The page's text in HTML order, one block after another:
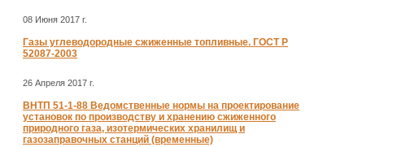
08 Июня 2017 г.
Газы углеводородные сжиженные топливные. ГОСТ Р
52087-2003
26 Апреля 2017 г.
ВНТП 51-1-88 Ведомственные нормы на проектирование
установок по производству и хранению сжиженного
природного газа, изотермических хранилищ и
газозаправочных станций (временные)